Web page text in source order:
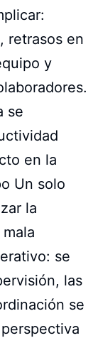
retrasos en
y
se
en la
Un solo
la
se
las
se